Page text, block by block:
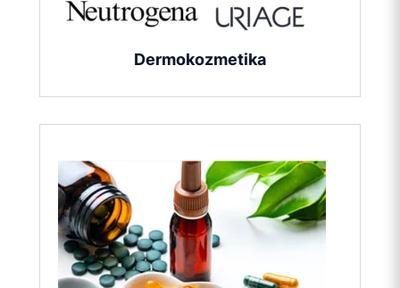
Dermokozmetika